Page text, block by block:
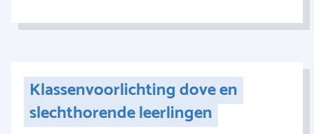
Klassenvoorlichting dove en
slechthorende leerlingen